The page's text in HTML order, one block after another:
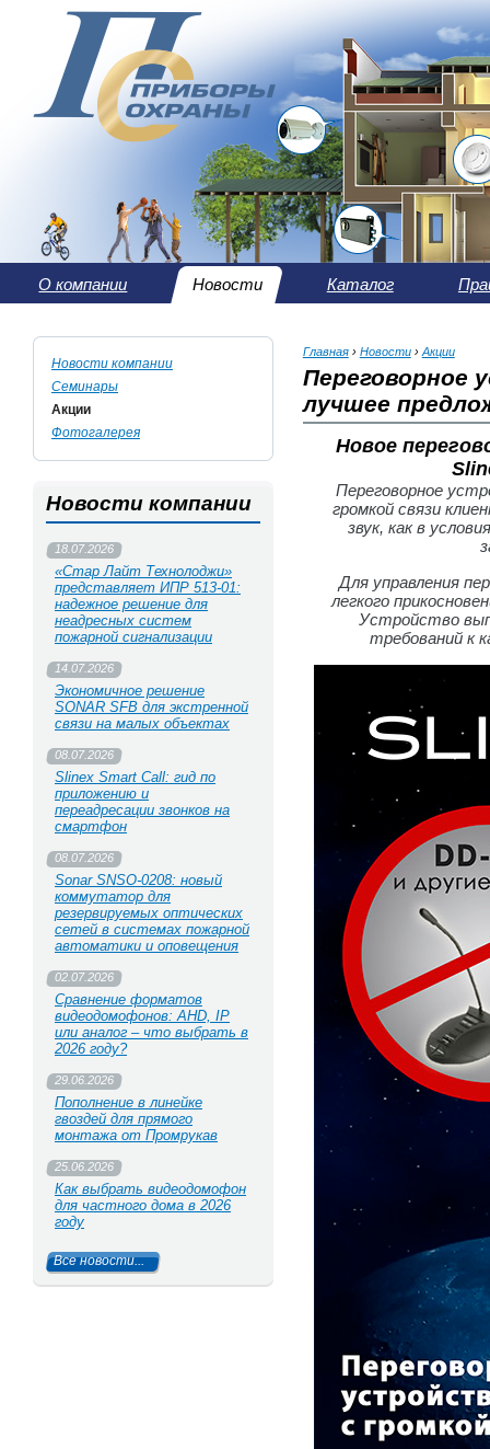
О компании Новости Каталог
Новости компании
Семинары
Акции
Фотогалерея
Новости компании
18.07.2026
«Стар Лайт Технолоджи»
представляет ИПР 513‑01:
надежное решение для
неадресных систем
пожарной сигнализации
14.07.2026
Экономичное решение
SONAR SFB для экстренной
связи на малых объектах
08.07.2026
Slinex Smart Call: гид по
приложению и
переадресации звонков на
смартфон
08.07.2026
Sonar SNSO-0208: новый
коммутатор для
резервируемых оптических
сетей в системах пожарной
автоматики и оповещения
02.07.2026
Сравнение форматов
видеодомофонов: AHD, IP
или аналог – что выбрать в
2026 году?
29.06.2026
Пополнение в линейке
гвоздей для прямого
монтажа от Промрукав
25.06.2026
Как выбрать видеодомофон
для частного дома в 2026
году
Все новости...
Главная› Новости› Акции
Переговорное
лучшее
Новое
Переговорное
громкой связи
звук, как в
Для управления
легкого
Устройство
требований к